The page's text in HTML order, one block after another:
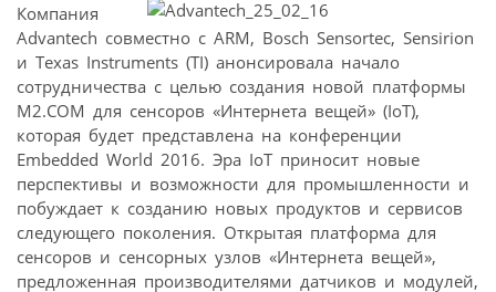
Компания
Advantech совместно с ARM, Bosch Sensortec, Sensirion
и Texas Instruments (TI) анонсировала начало
сотрудничества с целью создания новой платформы
M2.COM для сенсоров «Интернета вещей» (IoT),
которая будет представлена на конференции
Embedded World 2016. Эра IoT приносит новые
перспективы и возможности для промышленности и
побуждает к созданию новых продуктов и сервисов
следующего поколения. Открытая платформа для
сенсоров и сенсорных узлов «Интернета вещей»,
предложенная производителями датчиков и модулей,